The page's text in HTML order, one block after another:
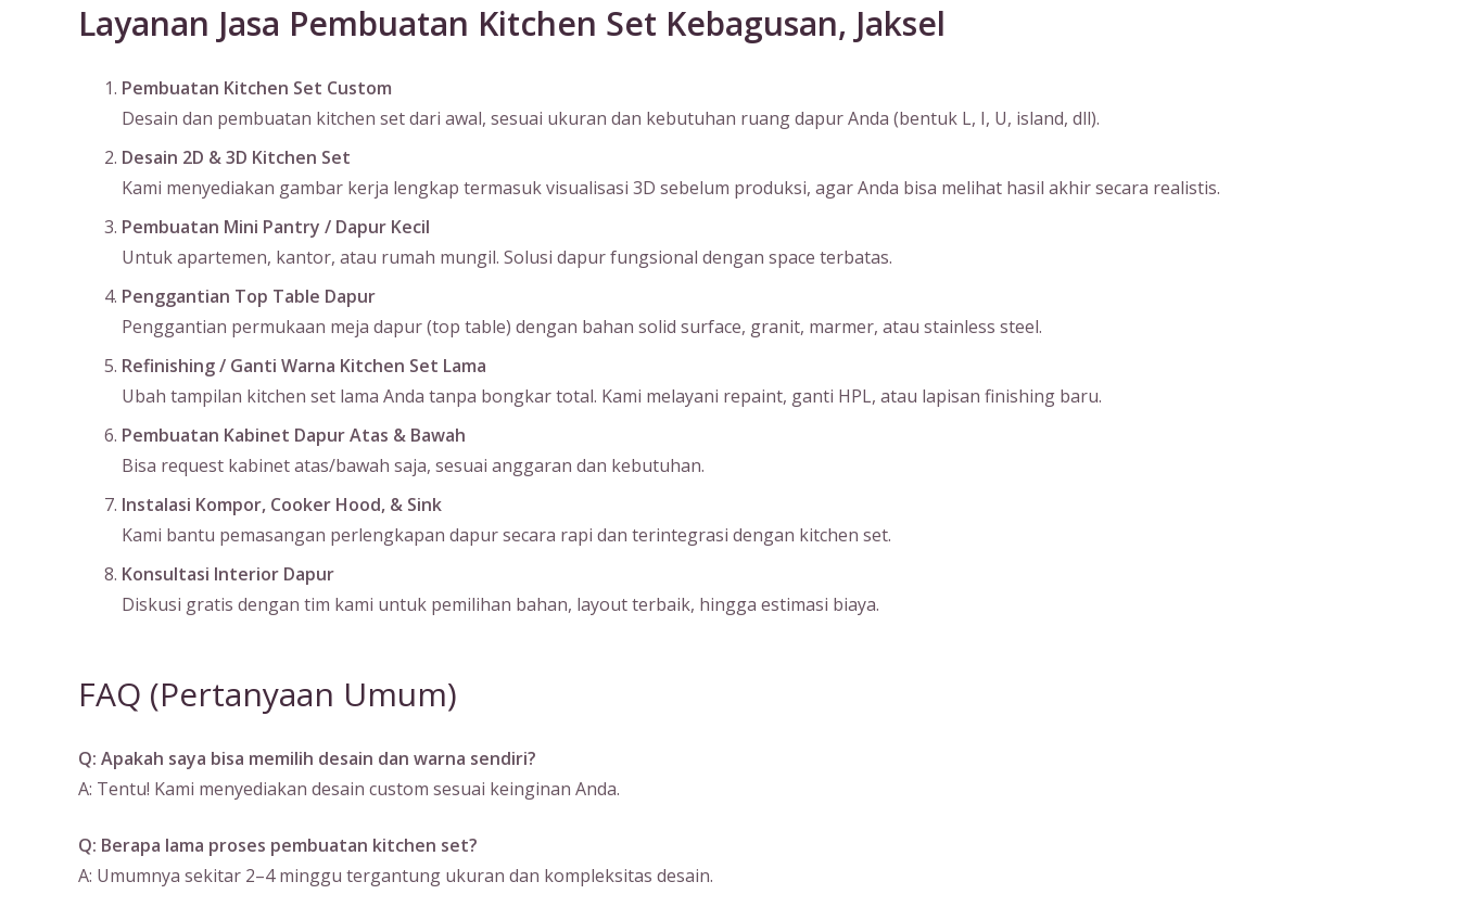
Layanan Jasa Pembuatan Kitchen Set Kebagusan, Jaksel
Pembuatan Kitchen Set Custom
Desain dan pembuatan kitchen set dari awal, sesuai ukuran dan kebutuhan ruang dapur Anda (bentuk L, I, U, island, dll).
Desain 2D & 3D Kitchen Set
Kami menyediakan gambar kerja lengkap termasuk visualisasi 3D sebelum produksi, agar Anda bisa melihat hasil akhir secara realistis.
Pembuatan Mini Pantry / Dapur Kecil
Untuk apartemen, kantor, atau rumah mungil. Solusi dapur fungsional dengan space terbatas.
Penggantian Top Table Dapur
Penggantian permukaan meja dapur (top table) dengan bahan solid surface, granit, marmer, atau stainless steel.
Refinishing / Ganti Warna Kitchen Set Lama
Ubah tampilan kitchen set lama Anda tanpa bongkar total. Kami melayani repaint, ganti HPL, atau lapisan finishing baru.
Pembuatan Kabinet Dapur Atas & Bawah
Bisa request kabinet atas/bawah saja, sesuai anggaran dan kebutuhan.
Instalasi Kompor, Cooker Hood, & Sink
Kami bantu pemasangan perlengkapan dapur secara rapi dan terintegrasi dengan kitchen set.
Konsultasi Interior Dapur
Diskusi gratis dengan tim kami untuk pemilihan bahan, layout terbaik, hingga estimasi biaya.
FAQ (Pertanyaan Umum)
Q: Apakah saya bisa memilih desain dan warna sendiri?
A: Tentu! Kami menyediakan desain custom sesuai keinginan Anda.
Q: Berapa lama proses pembuatan kitchen set?
A: Umumnya sekitar 2–4 minggu tergantung ukuran dan kompleksitas desain.